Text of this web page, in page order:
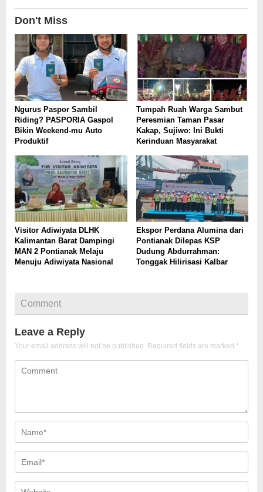
Don't Miss
Ngurus Paspor Sambil
Riding? PASPORIA Gaspol
Bikin Weekend-mu Auto
Produktif
Tumpah Ruah Warga Sambut
Peresmian Taman Pasar
Kakap, Sujiwo: Ini Bukti
Kerinduan Masyarakat
Visitor Adiwiyata DLHK
Kalimantan Barat Dampingi
MAN 2 Pontianak Melaju
Menuju Adiwiyata Nasional
Ekspor Perdana Alumina dari
Pontianak Dilepas KSP
Dudung Abdurrahman:
Tonggak Hilirisasi Kalbar
Comment
Leave a Reply
Your email address will not be published. Required fields are marked *